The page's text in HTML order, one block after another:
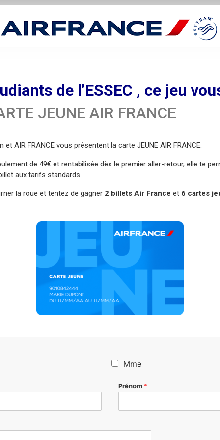
de l’ESSEC , ce jeu
JEUNE AIR FRANCE
et AIR FRANCE vous présentent la carte JEUNE AIR FRANCE.
de 49€ et rentabilisée dès le premier aller-retour, elle te
aux tarifs standards.
la roue et tentez de gagner2 billets Air France et 6 cartes
Mme
Prénom *